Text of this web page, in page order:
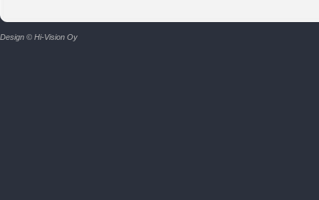
Design © Hi-Vision Oy